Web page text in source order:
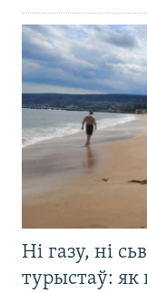
Ні газу, ні
турыстаў: як